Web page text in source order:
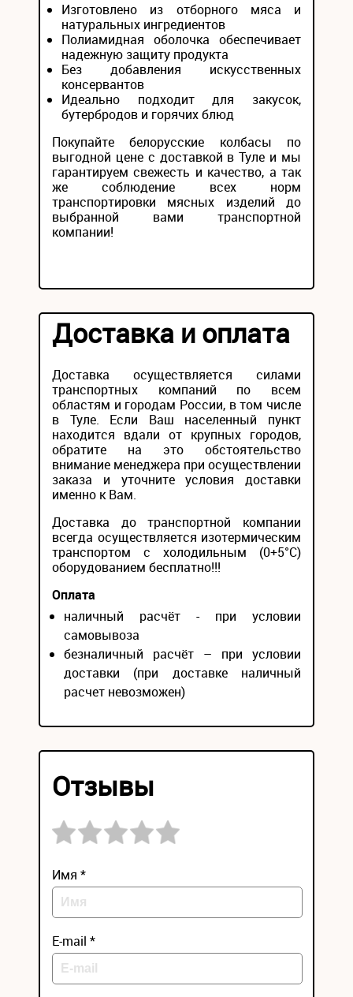
Изготовлено из отборного мяса и
натуральных ингредиентов
Полиамидная оболочка обеспечивает
надежную защиту продукта
Без добавления искусственных
консервантов
Идеально подходит для закусок,
бутербродов и горячих блюд
Покупайте белорусские колбасы по
выгодной цене с доставкой в Туле и мы
гарантируем свежесть и качество, а так
же соблюдение всех норм
транспортировки мясных изделий до
выбранной вами транспортной
компании!
Доставка и оплата
Доставка осуществляется силами
транспортных компаний по всем
областям и городам России, в том числе
в Туле. Если Ваш населенный пункт
находится вдали от крупных городов,
обратите на это обстоятельство
внимание менеджера при осуществлении
заказа и уточните условия доставки
именно к Вам.
Доставка до транспортной компании
всегда осуществляется изотермическим
транспортом с холодильным (0+5°С)
оборудованием бесплатно!!!
Оплата
наличный расчёт - при условии
самовывоза
безналичный расчёт – при условии
доставки (при доставке наличный
расчет невозможен)
Отзывы
Имя *
E-mail *